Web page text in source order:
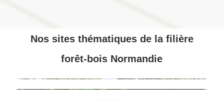
Nos sites thématiques de la filière
forêt-bois Normandie